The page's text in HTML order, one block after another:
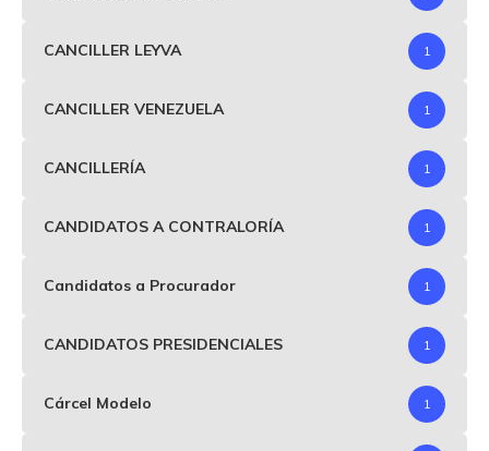
CANCILLER LEYVA 1
CANCILLER VENEZUELA 1
CANCILLERÍA 1
CANDIDATOS A CONTRALORÍA 1
Candidatos a Procurador 1
CANDIDATOS PRESIDENCIALES 1
Cárcel Modelo 1